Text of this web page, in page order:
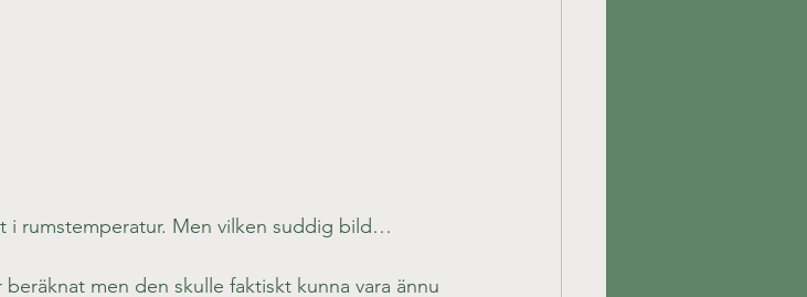
i rumstemperatur. Men vilken suddig bild…
men den skulle faktiskt kunna vara ännu